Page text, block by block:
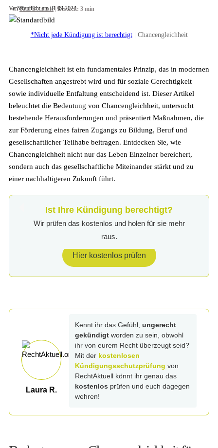
Veröffentlicht am 01.09.2024
VonSaad Bouziane|Lesezeit: 3 min
*Nicht jede Kündigung ist berechtigt| Chancengleichheit
Chancengleichheit ist ein fundamentales Prinzip, das in modernen
Gesellschaften angestrebt wird und für soziale Gerechtigkeit
sowie individuelle Entfaltung entscheidend ist. Dieser Artikel
beleuchtet die Bedeutung von Chancengleichheit, untersucht
bestehende Herausforderungen und präsentiert Maßnahmen, die
zur Förderung eines fairen Zugangs zu Bildung, Beruf und
gesellschaftlicher Teilhabe beitragen. Entdecken Sie, wie
Chancengleichheit nicht nur das Leben Einzelner bereichert,
sondern auch das gesellschaftliche Miteinander stärkt und zu
einer nachhaltigeren Zukunft führt.
Ist Ihre Kündigung berechtigt?
Wir prüfen das kostenlos und holen für sie mehr
raus.
Hier kostenlos prüfen
Laura R.
Kennt ihr das Gefühl, ungerecht
gekündigt worden zu sein, obwohl
ihr von eurem Recht überzeugt seid?
Mit der kostenlosen
Kündigungsschutzprüfung von
RechtAktuell könnt ihr genau das
kostenlos prüfen und euch dagegen
wehren!